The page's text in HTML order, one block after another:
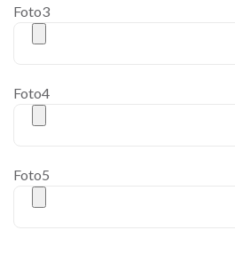
Foto3
Foto4
Foto5